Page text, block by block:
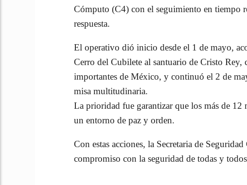
Cómputo (C4) con el seguimiento en tiempo
respuesta.
El operativo dió inicio desde el 1 de mayo,
Cerro del Cubilete al santuario de Cristo Rey,
importantes de México, y continuó el 2 de
misa multitudinaria.
La prioridad fue garantizar que los más de
un entorno de paz y orden.
Con estas acciones, la Secretaria de
compromiso con la seguridad de todas y